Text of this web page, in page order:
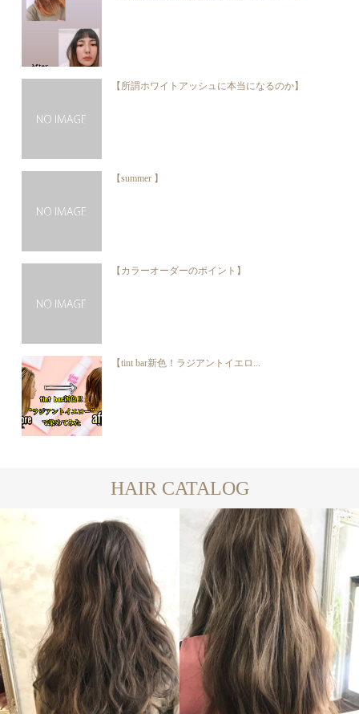
【所謂ホワイトアッシュに本当になるのか】
【summer 】
【カラーオーダーのポイント】
【tint bar新色！ラジアントイエロ...
HAIR CATALOG
LONG
LONG